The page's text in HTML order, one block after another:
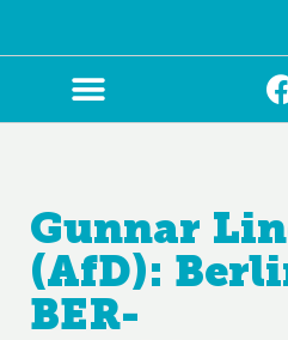
springen
Gunnar
(AfD):
BER-